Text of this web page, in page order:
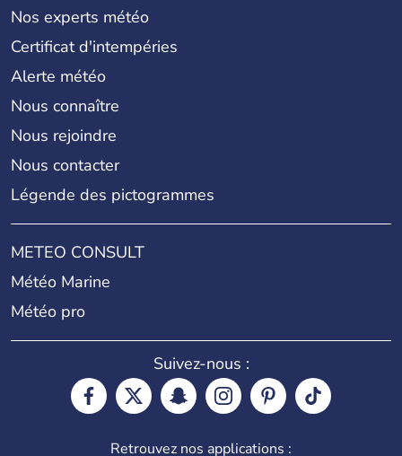
Nos experts météo
Certificat d'intempéries
Alerte météo
Nous connaître
Nous rejoindre
Nous contacter
Légende des pictogrammes
METEO CONSULT
Météo Marine
Météo pro
Suivez-nous :
Retrouvez nos applications :